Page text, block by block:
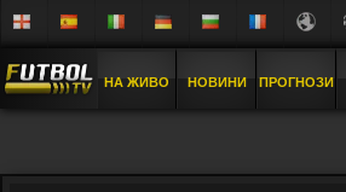
НА ЖИВО НОВИНИ ПРОГНОЗИ